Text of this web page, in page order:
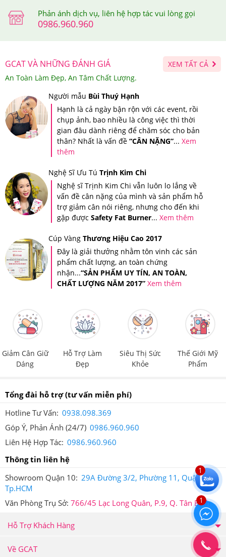
Giảm Cân An Toàn là nơi cung cấp các dòng sản phẩm
hỗ trợ chức năng giảm cân, chăm sóc sức khỏe cao
được xem là địa chỉ đáng tin cậy và là nơi mua sắm, làm
đẹp, chăm sóc sức khỏe lý tưởng của tất cả mọi người.
Bạn cũng có thể dễ dàng kiểm tra thông tin sản phẩm
bằng ứng dụng iCheck - Ứng dụng tra cứu nguồn gốc
sản phẩm được sử dụng rộng rãi bởi người tiêu dùng
được dán tem chống hàng giả điện tử SMS để đảm bảo
quyền lợi của khách hàng.
Tem chống giả điện tử SMS trên mỗi sản phẩm
Khi cào lớp tem này ra thì bạn sẽ nhận được mã số của
sản phẩm mình đã mua, sau đó, bạn soạn tin nhắn theo
xác thực.
gửi trả về cho bạn tin nhắn xác thực sản phẩm bạn vừa
Phản ánh dịch vụ, liên hệ hợp tác vui lòng gọi
0986.960.960
GCAT VÀ NHỮNG ĐÁNH GIÁ
An Toàn Làm Đẹp, An Tâm Chất Lượng.
XEM TẤT CẢ
Người mẫu Bùi Thuý Hạnh
Hạnh là cả ngày bận rộn với các event, rồi
chụp ảnh, bao nhiều là công việc thì thời
gian đâu dành riêng để chăm sóc cho bản
thân? Nhất là vấn đề “CÂN NẶNG”... Xem
thêm
Nghệ Sĩ Ưu Tú Trịnh Kim Chi
Nghệ sĩ Trịnh Kim Chi vẫn luôn lo lắng về
vấn đề cân nặng của mình và sản phẩm hỗ
trợ giảm cân nói riêng, nhưng cho đến khi
gặp được Safety Fat Burner... Xem thêm
Cúp Vàng Thương Hiệu Cao 2017
Đây là giải thưởng nhằm tôn vinh các sản
phẩm chất lượng, an toàn chứng
nhận...“SẢN PHẨM UY TÍN, AN TOÀN,
CHẤT LƯỢNG NĂM 2017” Xem thêm
Giảm Cân Giữ
Dáng
Hỗ Trợ Làm
Đẹp
Siêu Thị Sức
Khỏe
Thế Giới Mỹ
Phẩm
Tổng đài hỗ trợ(tư vấn miễn phí)
Hotline Tư Vấn: 0938.098.369
Góp Ý, Phản Ánh (24/7) 0986.960.960
Liên Hệ Hợp Tác: 0986.960.960
Thông tin liên hệ
Showroom Quận 10: 29A Đường 3/2, Phường 11, Quận 10,
Tp.HCM
Văn Phòng Trụ Sở: 766/45 Lạc Long Quân, P.9, Q. Tân Bình
Hỗ Trợ Khách Hàng
Về GCAT
1
1